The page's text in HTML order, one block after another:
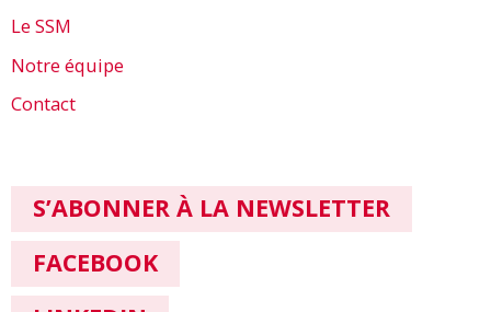
Le SSM
Notre équipe
Contact
S’ABONNER À LA NEWSLETTER
FACEBOOK